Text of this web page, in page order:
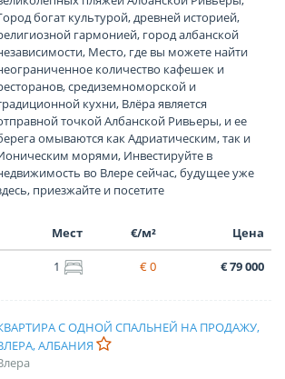
богат культурой, древней историей,
гармонией, город албанской
Место, где вы можете найти
количество кафешек и
средиземноморской и
кухни, Влёра является
точкой Албанской Ривьеры, и ее
омываются как Адриатическим, так и
морями, Инвестируйте в
во Влере сейчас, будущее уже
приезжайте и посетите
Мест €/м² Цена
1 € 0 € 79 000
С ОДНОЙ СПАЛЬНЕЙ НА ПРОДАЖУ,
АЛБАНИЯ